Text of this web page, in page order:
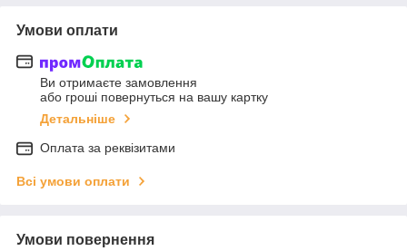
Умови оплати
Ви отримаєте замовлення
або гроші повернуться на вашу картку
Детальніше
Оплата за реквізитами
Всі умови оплати
Умови повернення